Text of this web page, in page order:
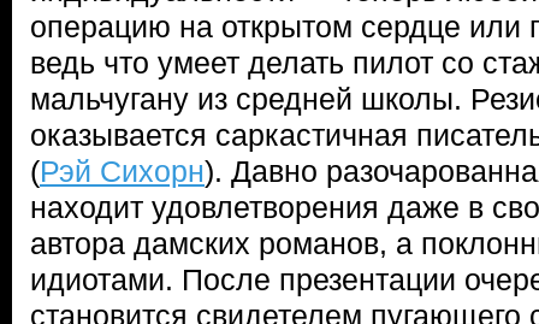
операцию на открытом сердце или
ведь что умеет делать пилот со
мальчугану из средней школы.
оказывается саркастичная
(Рэй Сихорн). Давно
находит удовлетворения даже в
автора дамских романов, а
идиотами. После презентации
становится свидетелем